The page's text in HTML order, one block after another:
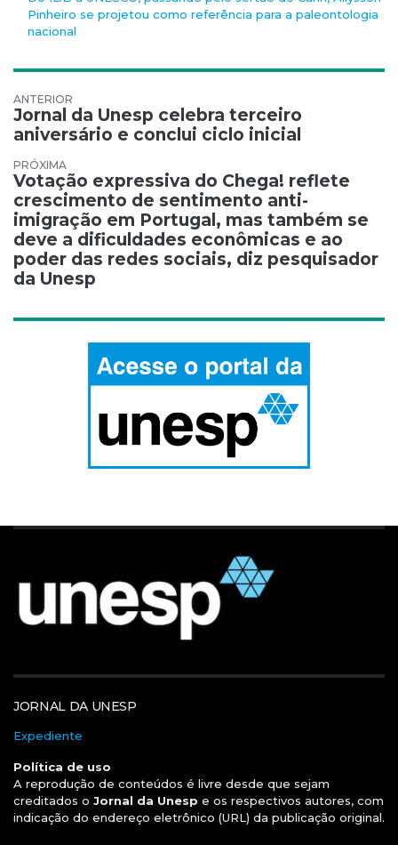
Pinheiro se projetou como referência para a paleontologia
nacional
Navegação de Post
Jornal da Unesp celebra terceiro
aniversário e conclui ciclo inicial
Votação expressiva do Chega! reflete
crescimento de sentimento anti-
imigração em Portugal, mas também se
deve a dificuldades econômicas e ao
poder das redes sociais, diz pesquisador
da Unesp
JORNAL DA UNESP
Expediente
Política de uso
A reprodução de conteúdos é livre desde que sejam
creditados o Jornal da Unesp e os respectivos autores, com
indicação do endereço eletrônico (URL) da publicação original.